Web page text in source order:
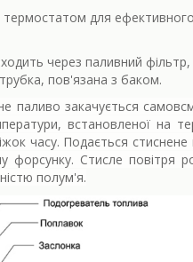
для
через паливний
пов'язана з баком.
паливо закачується
встановленої на
часу. Подається
Стисле повітря
полум'я.